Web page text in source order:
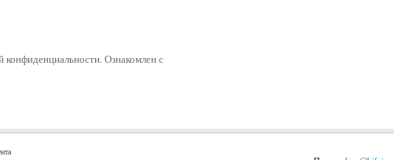
конфиденциальности. Ознакомлен с